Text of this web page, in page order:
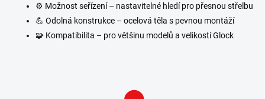
⚙ Možnost seřízení – nastavitelné hledí pro přesnou střelbu
💪 Odolná konstrukce – ocelová těla s pevnou montáží
🧩 Kompatibilita – pro většinu modelů a velikostí Glock